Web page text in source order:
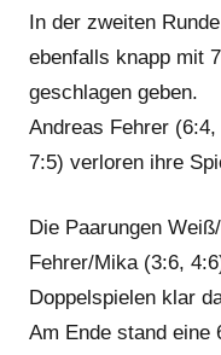
In der zweiten
ebenfalls knapp mit
geschlagen geben.
Andreas Fehrer
7:5) verloren ihre
Die Paarungen
Fehrer/Mika (3:6,
Doppelspielen klar
Am Ende stand eine